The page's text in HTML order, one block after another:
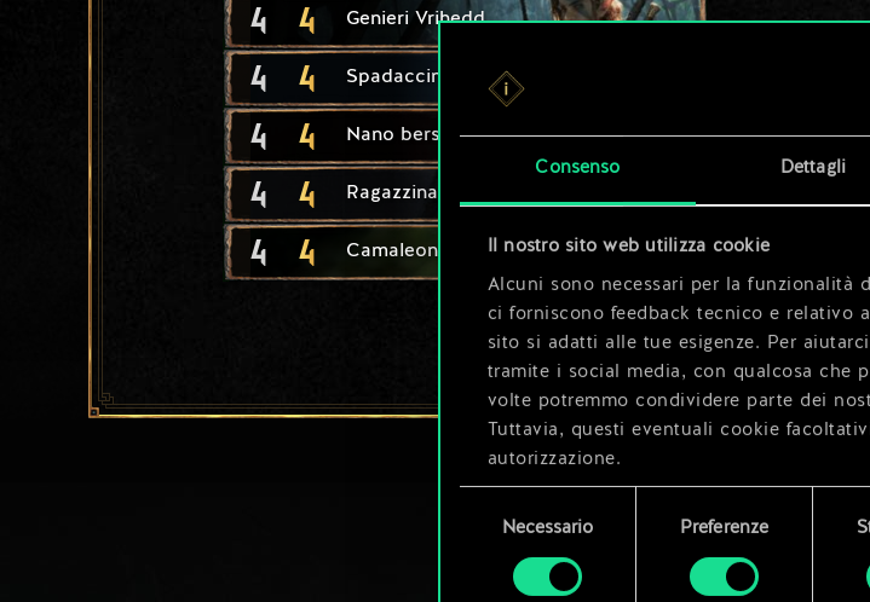
Consenso Dettagli
Il nostro sito web utilizza cookie
Alcuni sono necessari per la funzionalità
ci forniscono feedback tecnico e relativo
sito si adatti alle tue esigenze. Per
tramite i social media, con qualcosa che
volte potremmo condividere parte dei
Tuttavia, questi eventuali cookie
autorizzazione.
Tutti i dettagli su come utilizziamo i
consenso
Necessario Preferenze
4 4 Genieri Vrihedd
4 4 Spadaccino elfico
4 4 Nano berserker x2
4 4 Ragazzina abbandonata
4 4 Camaleonte x2